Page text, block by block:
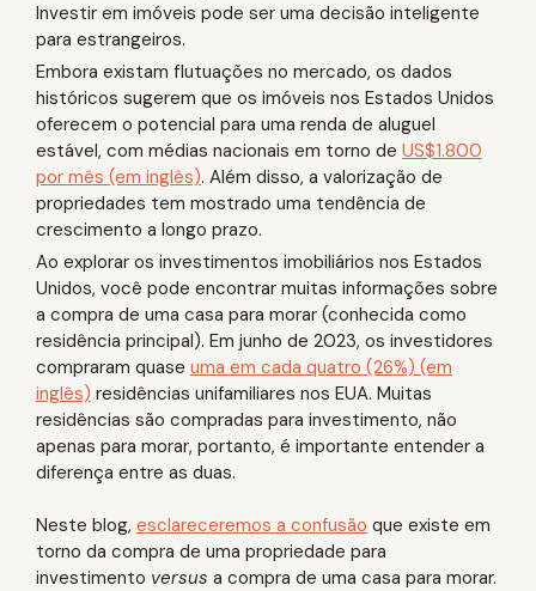
Investir em imóveis pode ser uma decisão inteligente
para estrangeiros.
Embora existam flutuações no mercado, os dados
históricos sugerem que os imóveis nos Estados Unidos
oferecem o potencial para uma renda de aluguel
estável, com médias nacionais em torno de US$1.800
por mês (em inglês). Além disso, a valorização de
propriedades tem mostrado uma tendência de
crescimento a longo prazo.
Ao explorar os investimentos imobiliários nos Estados
Unidos, você pode encontrar muitas informações sobre
a compra de uma casa para morar (conhecida como
residência principal). Em junho de 2023, os investidores
compraram quase uma em cada quatro (26%) (em
inglês) residências unifamiliares nos EUA. Muitas
residências são compradas para investimento, não
apenas para morar, portanto, é importante entender a
diferença entre as duas.
Neste blog, esclareceremos a confusão que existe em
torno da compra de uma propriedade para
investimento versus a compra de uma casa para morar.